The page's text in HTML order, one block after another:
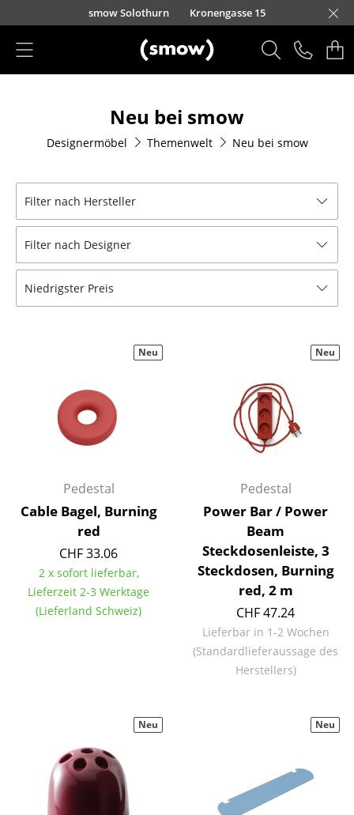
Direkt zum Inhaltsmow Solothurn Kronengasse 15
Esszimmerstühle
Sofas
Sessel
Loungesessel
Stühle
Freischwinger
Bänke & Liegen
Sitzsäcke
Kinderstühle
Schaukelstühle
Bürodrehstühle
Konferenzstühle
Esstische
Beistelltische
Neu bei smow
Designermöbel Themenwelt Neu bei smow
Filter nach Hersteller
Filter nach Designer
Niedrigster Preis
Pedestal
Cable Bagel, Burning
red
CHF 33.06
2 x sofort lieferbar,
Lieferzeit 2-3 Werktage
(Lieferland Schweiz)
Neu
Pedestal
Power Bar / Power
Beam
Steckdosenleiste, 3
Steckdosen, Burning
red, 2 m
CHF 47.24
Lieferbar in 1-2 Wochen
(Standardlieferaussage des
Herstellers)
Neu
Neu Neu